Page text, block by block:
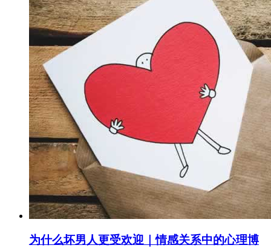
为什么坏男人更受欢迎｜情感关系中的心理博